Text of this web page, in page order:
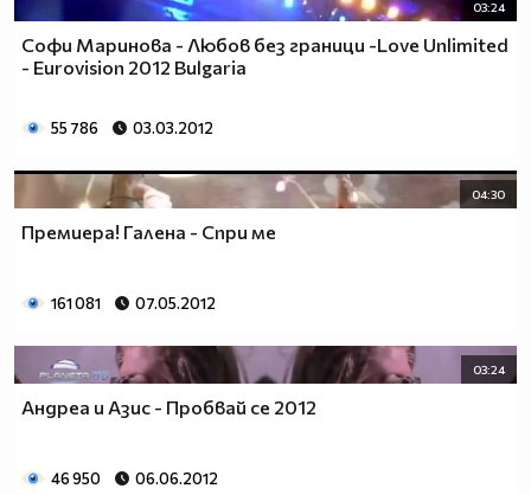
03:24
Софи Маринова - Любов без граници -Love Unlimited
- Eurovision 2012 Bulgaria
55 786 03.03.2012
04:30
Премиера! Галена - Спри ме
161 081 07.05.2012
03:24
Андреа и Азис - Пробвай се 2012
46 950 06.06.2012